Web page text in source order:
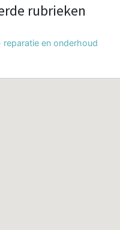
rubrieken
reparatie en onderhoud